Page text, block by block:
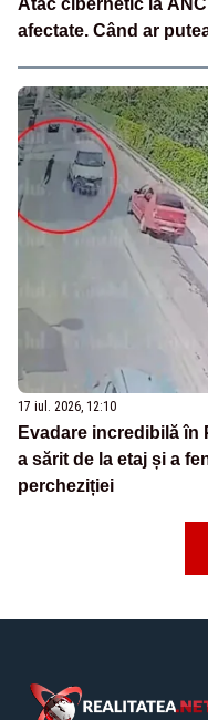
Atac cibernetic la
afectate. Când ar
17 iul. 2026, 12:10
Evadare incredibilă
a sărit de la etaj și a
percheziției